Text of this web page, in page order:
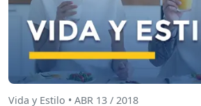
Vida y Estilo • ABR 13 / 2018